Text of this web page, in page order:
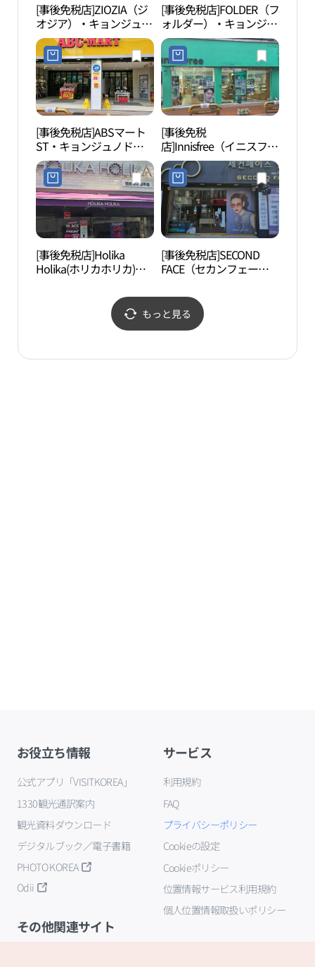
[事後免税店]ZIOZIA（ジ
オジア）・キョンジュ
（慶州）店(지오지아 경
주점)
[事後免税店]FOLDER（フ
ォルダー）・キョンジュ
（慶州）店(폴더 경주점)
[事後免税店]ABSマート
ST・キョンジュノドン
（慶州路東）店(ABC마트
ST 경주노동점)
[事後免税
店]Innisfree（イニスフリ
ー）・キョンジュ（慶
州）店(이니스프리 경주
점)
[事後免税店]Holika
Holika(ホリカホリカ)・
(홀리카홀리카 경주점)
[事後免税店]SECOND
FACE（セカンフェー
アン（慶州中央）店(세
컨페이스 경주중앙점)
もっと見る
お役立ち情報
公式アプリ「VISITKOREA」
1330観光通訳案内
観光資料ダウンロード
デジタルブック／電子書籍
PHOTO KOREA
Odii
サービス
利用規約
FAQ
プライバシーポリシー
Cookieの設定
Cookieポリシー
位置情報サービス利用規約
個人位置情報取扱いポリシー
その他関連サイト